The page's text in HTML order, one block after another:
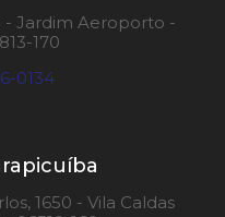
- Jardim Aeroporto -
170
0134
1650 - Vila Caldas